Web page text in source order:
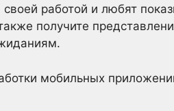
работой и любят
получите
мобильных